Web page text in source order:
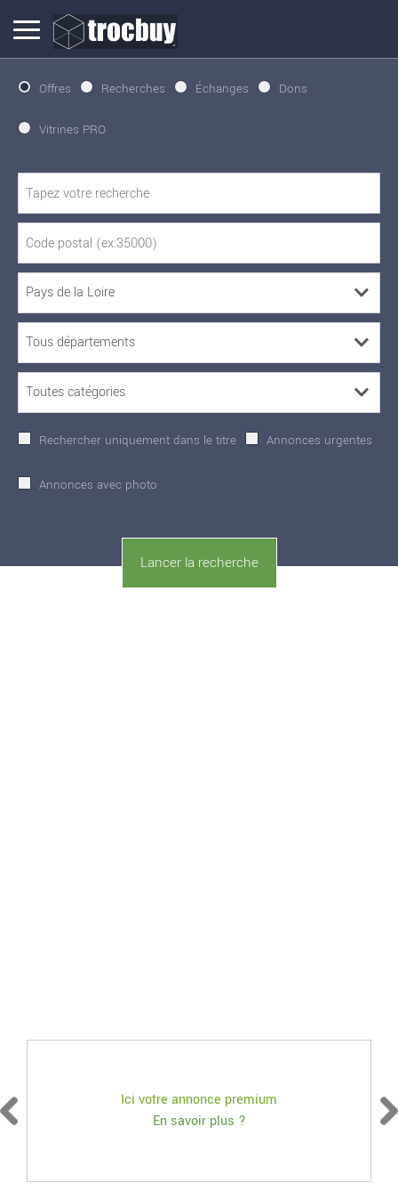
Offres Recherches Échanges Dons
Vitrines PRO
Rechercher uniquement dans le titre Annonces urgentes
Annonces avec photo
Ici votre annonce premium
En savoir plus ?